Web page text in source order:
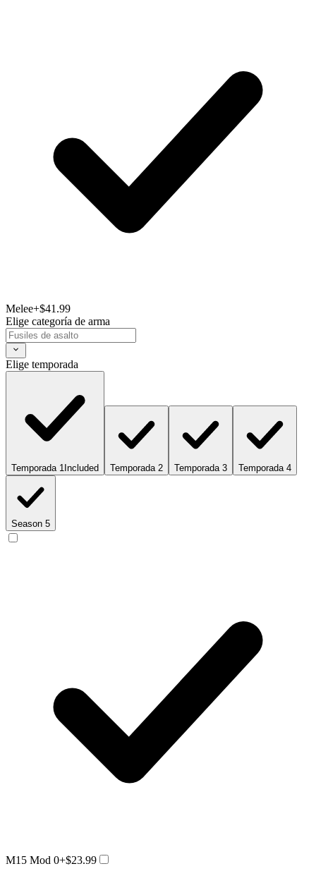
Melee+$41.99
Elige categoría de arma
Elige temporada
Temporada 1 Included Temporada 2 Temporada 3 Temporada 4
Season 5
M15 Mod 0+$23.99